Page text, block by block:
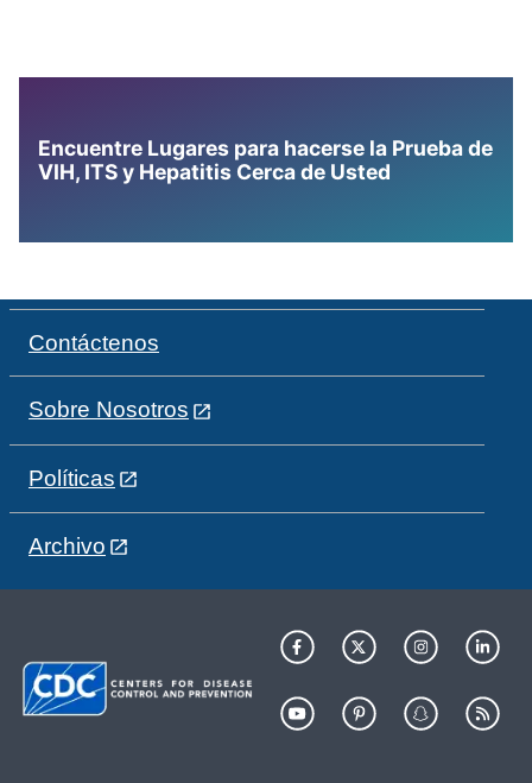
Encuentre Lugares para hacerse la Prueba de
VIH, ITS y Hepatitis Cerca de Usted
Contáctenos
Sobre Nosotros
Políticas
Archivo